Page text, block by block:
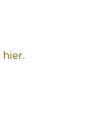
hier.